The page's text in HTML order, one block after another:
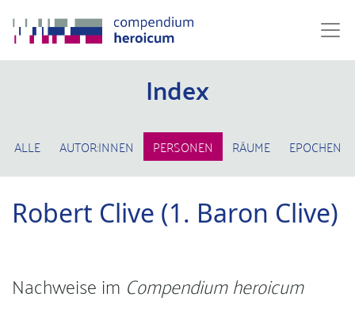
Index
ALLE AUTOR:INNEN PERSONEN RÄUME EPOCHEN
Robert Clive (1. Baron Clive)
Nachweise im Compendium heroicum